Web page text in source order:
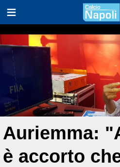
Auriemma:
è accorto